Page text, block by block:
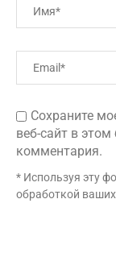
Сохраните
веб-сайт в
комментария.
* Используя эту
обработкой